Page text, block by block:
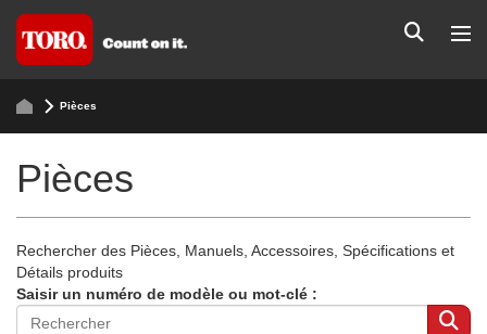
Pièces
Pièces
Rechercher des Pièces, Manuels, Accessoires, Spécifications et
Détails produits
Saisir un numéro de modèle ou mot-clé :